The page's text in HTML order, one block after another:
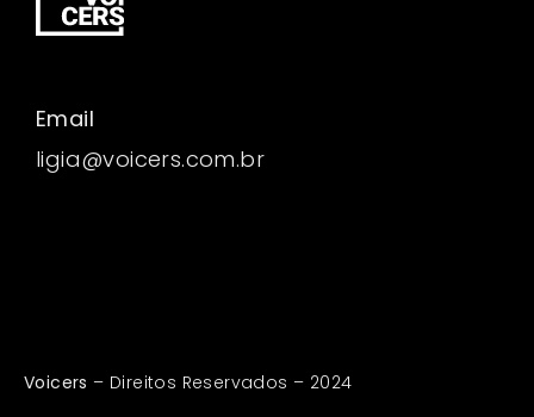
Email
ligia@voicers.com.br
Voicers – Direitos Reservados – 2024